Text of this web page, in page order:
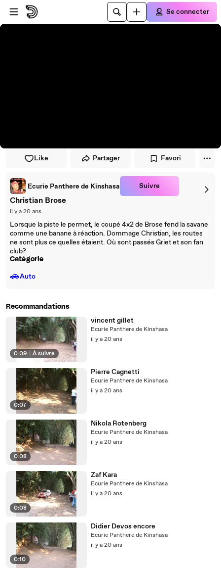
Passer au player
Passer au contenu principal
Se connecter
Like Partager Favori
Ecurie Panthere de Kinshasa Suivre
Christian Brose
il y a 20 ans
Lorsque la piste le permet, le coupé 4x2 de Brose fend la savane
comme une banane à réaction. Dommage Christian, les routes
ne sont plus ce quelles étaient. Où sont passés Griet et son fan
club?
Catégorie
🚗Auto
Recommandations
0:09 À suivre
vincent gillet
Ecurie Panthere de Kinshasa
il y a 20 ans
0:07
Pierre Cagnetti
Ecurie Panthere de Kinshasa
il y a 20 ans
0:08
Nikola Rotenberg
Ecurie Panthere de Kinshasa
il y a 20 ans
0:08
Zaf Kara
Ecurie Panthere de Kinshasa
il y a 20 ans
0:10
Didier Devos encore
Ecurie Panthere de Kinshasa
il y a 20 ans